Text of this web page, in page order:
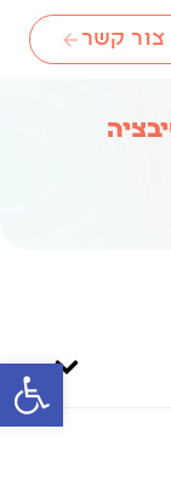
פתח
צור קשר